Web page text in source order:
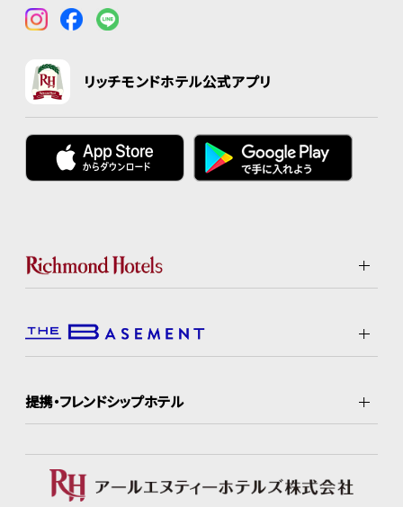
リッチモンドホテル公式アプリ
提携・フレンドシップホテル